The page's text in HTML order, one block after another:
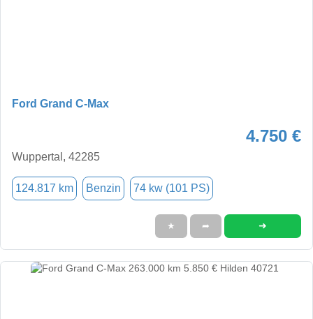
Ford Grand C-Max
4.750 €
Wuppertal, 42285
124.817 km Benzin 74 kw (101 PS)
★ ➦ ➜